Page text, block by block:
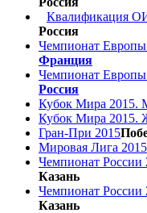
Квалификация
Россия
Чемпионат
Франция
Чемпионат
Россия
Кубок Мира 2015.
Кубок Мира 2015.
Гран-При 2015
Мировая Лига 2015
Чемпионат
Казань
Чемпионат
Казань